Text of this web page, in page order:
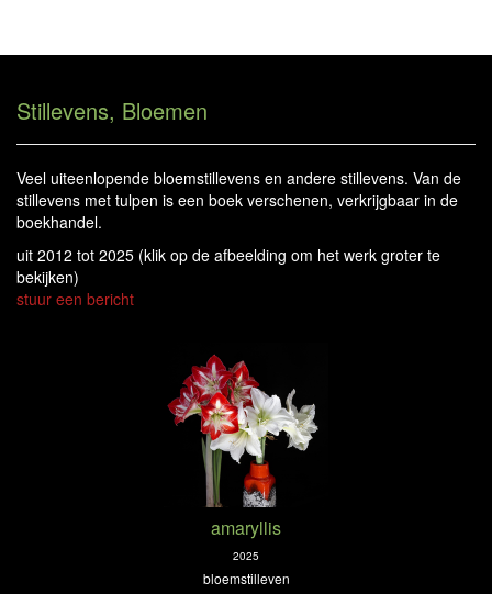
Stillevens, Bloemen
Veel uiteenlopende bloemstillevens en andere stillevens. Van de
stillevens met tulpen is een boek verschenen, verkrijgbaar in de
boekhandel.
uit 2012 tot 2025 (klik op de afbeelding om het werk groter te
bekijken)
stuur een bericht
amaryllis
2025
bloemstilleven